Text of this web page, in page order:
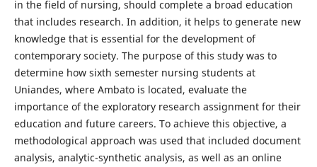
in the field of nursing, should complete a broad education
that includes research. In addition, it helps to generate new
knowledge that is essential for the development of
contemporary society. The purpose of this study was to
determine how sixth semester nursing students at
Uniandes, where Ambato is located, evaluate the
importance of the exploratory research assignment for their
education and future careers. To achieve this objective, a
methodological approach was used that included document
analysis, analytic-synthetic analysis, as well as an online